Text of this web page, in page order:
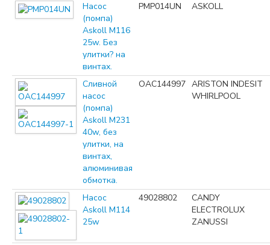
Насос
(помпа)
Askoll M116
25w. Без
улитки? на
винтах.
PMP014UN ASKOLL
Сливной
насос
(помпа)
Askoll M231
40w, без
улитки, на
винтах,
алюминивая
обмотка.
OAC144997 ARISTON INDESIT
WHIRLPOOL
Насос
Askoll M114
25w
49028802
CANDY
ELECTROLUX
ZANUSSI